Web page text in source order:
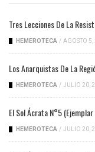
Tres Lecciones De La
HEMEROTECA / AGOSTO
Los Anarquistas De La
HEMEROTECA / JULIO 20,
El Sol Ácrata N°5
HEMEROTECA / JULIO 20,